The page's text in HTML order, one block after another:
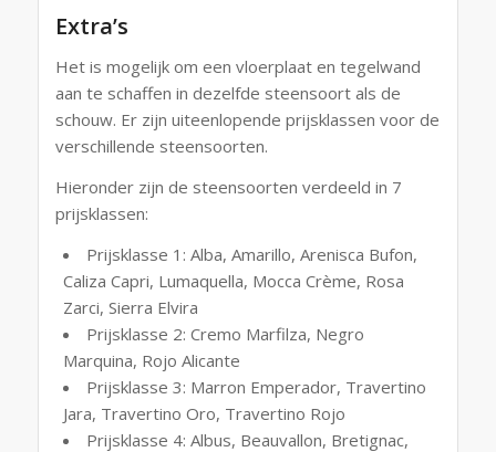
Extra’s
Het is mogelijk om een vloerplaat en tegelwand
aan te schaffen in dezelfde steensoort als de
schouw. Er zijn uiteenlopende prijsklassen voor de
verschillende steensoorten.
Hieronder zijn de steensoorten verdeeld in 7
prijsklassen:
Prijsklasse 1: Alba, Amarillo, Arenisca Bufon,
Caliza Capri, Lumaquella, Mocca Crème, Rosa
Zarci, Sierra Elvira
Prijsklasse 2: Cremo Marfilza, Negro
Marquina, Rojo Alicante
Prijsklasse 3: Marron Emperador, Travertino
Jara, Travertino Oro, Travertino Rojo
Prijsklasse 4: Albus, Beauvallon, Bretignac,